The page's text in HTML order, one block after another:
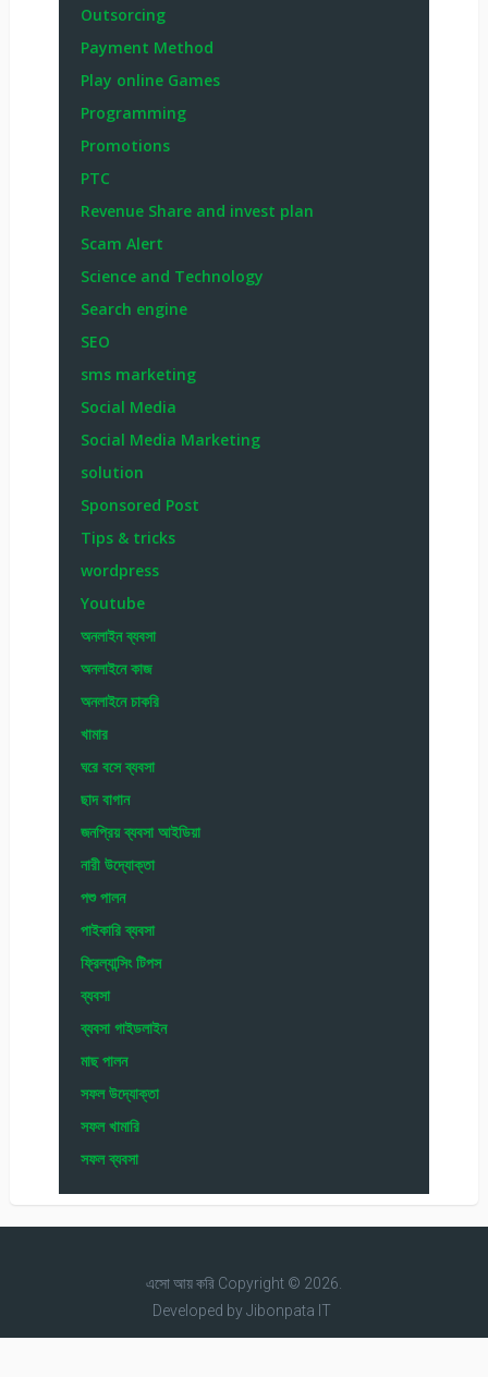
Outsorcing
Payment Method
Play online Games
Programming
Promotions
PTC
Revenue Share and invest plan
Scam Alert
Science and Technology
Search engine
SEO
sms marketing
Social Media
Social Media Marketing
solution
Sponsored Post
Tips & tricks
wordpress
Youtube
অনলাইন ব্যবসা
অনলাইনে কাজ
অনলাইনে চাকরি
খামার
ঘরে বসে ব্যবসা
ছাদ বাগান
জনপ্রিয় ব্যবসা আইডিয়া
নারী উদ্যোক্তা
পশু পালন
পাইকারি ব্যবসা
ফ্রিল্যান্সিং টিপস
ব্যবসা
ব্যবসা গাইডলাইন
মাছ পালন
সফল উদ্যোক্তা
সফল খামারি
সফল ব্যবসা
এসো আয় করিCopyright © 2026.
Developed byJibonpata IT